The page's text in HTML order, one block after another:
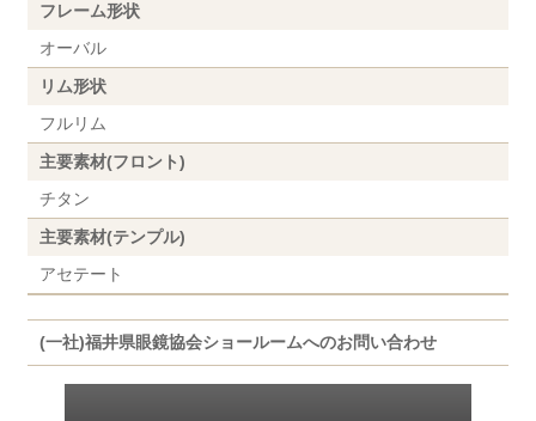
フレーム形状
オーバル
リム形状
フルリム
主要素材(フロント)
チタン
主要素材(テンプル)
アセテート
(一社)福井県眼鏡協会ショールームへのお問い合わせ